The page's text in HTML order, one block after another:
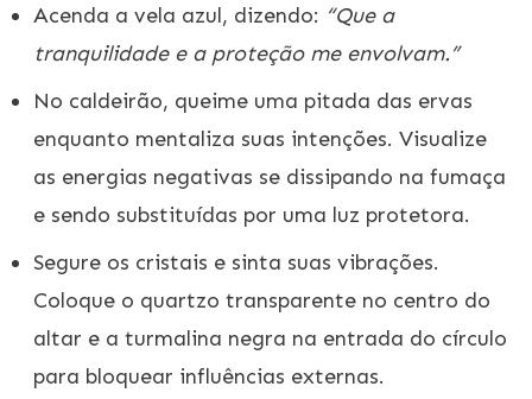
Acenda a vela azul, dizendo: “Que a
tranquilidade e a proteção me envolvam.”
No caldeirão, queime uma pitada das ervas
enquanto mentaliza suas intenções. Visualize
as energias negativas se dissipando na fumaça
e sendo substituídas por uma luz protetora.
Segure os cristais e sinta suas vibrações.
Coloque o quartzo transparente no centro do
altar e a turmalina negra na entrada do círculo
para bloquear influências externas.